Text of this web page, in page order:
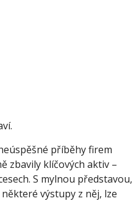
příběhy firem
zbavily klíčových aktiv –
S mylnou představou,
výstupy z něj, lze